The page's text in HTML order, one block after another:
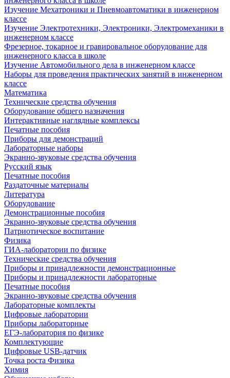
Изучение Мехатроники и Пневмоавтоматики в инженерном
классе
Изучение Электротехники, Электроники, Электромеханики в
инженерном классе
Фрезерное, токарное и гравировальное оборудование для
инженерного класса в школе
Изучение Автомобильного дела в инженерном классе
Наборы для проведения практических занятий в инженерном
классе
Математика
Технические средства обучения
Оборудование общего назначения
Интерактивные наглядные комплексы
Печатные пособия
Приборы для демонстраций
Лабораторные наборы
Экранно-звуковые средства обучения
Русский язык
Печатные пособия
Раздаточные материалы
Литература
Оборудование
Демонстрационные пособия
Экранно-звуковые средства обучения
Патриотическое воспитание
Физика
ГИА-лаборатории по физике
Технические средства обучения
Приборы и принадлежности демонстрационные
Приборы и принадлежности лабораторные
Печатные пособия
Экранно-звуковые средства обучения
Лабораторные комплекты
Цифровые лаборатории
Приборы лабораторные
ЕГЭ-лаборатория по физике
Комплектующие
Цифровые USB-датчик
Точка роста Физика
Химия